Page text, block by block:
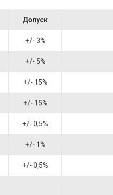
Допуск
+/- 3%
+/- 5%
+/- 15%
+/- 15%
+/- 0,5%
+/- 1%
+/- 0,5%